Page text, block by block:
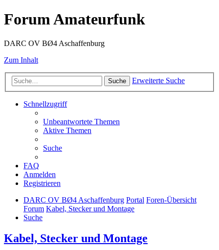
Forum Amateurfunk
DARC OV BØ4 Aschaffenburg
Zum Inhalt
Suche Erweiterte Suche
Schnellzugriff
Unbeantwortete Themen
Aktive Themen
Suche
FAQ
Anmelden
Registrieren
DARC OV BØ4 Aschaffenburg Portal Foren-Übersicht
Forum Kabel, Stecker und Montage
Suche
Kabel, Stecker und Montage